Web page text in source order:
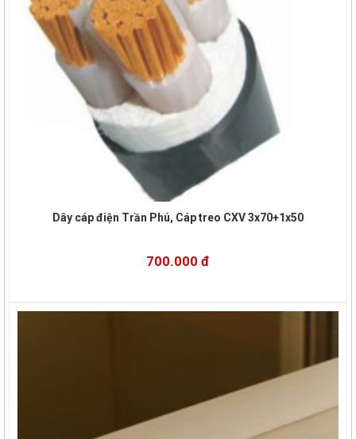
Dây cáp điện Trần Phú, Cáp treo CXV 3x70+1x50
700.000 đ